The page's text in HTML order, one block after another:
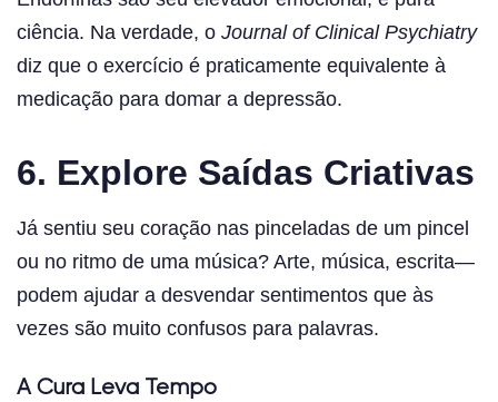
ciência. Na verdade, o Journal of Clinical Psychiatry
diz que o exercício é praticamente equivalente à
medicação para domar a depressão.
6. Explore Saídas Criativas
Já sentiu seu coração nas pinceladas de um pincel
ou no ritmo de uma música? Arte, música, escrita—
podem ajudar a desvendar sentimentos que às
vezes são muito confusos para palavras.
A Cura Leva Tempo